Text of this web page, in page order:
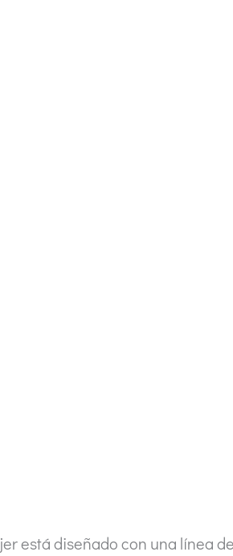
está diseñado con una línea